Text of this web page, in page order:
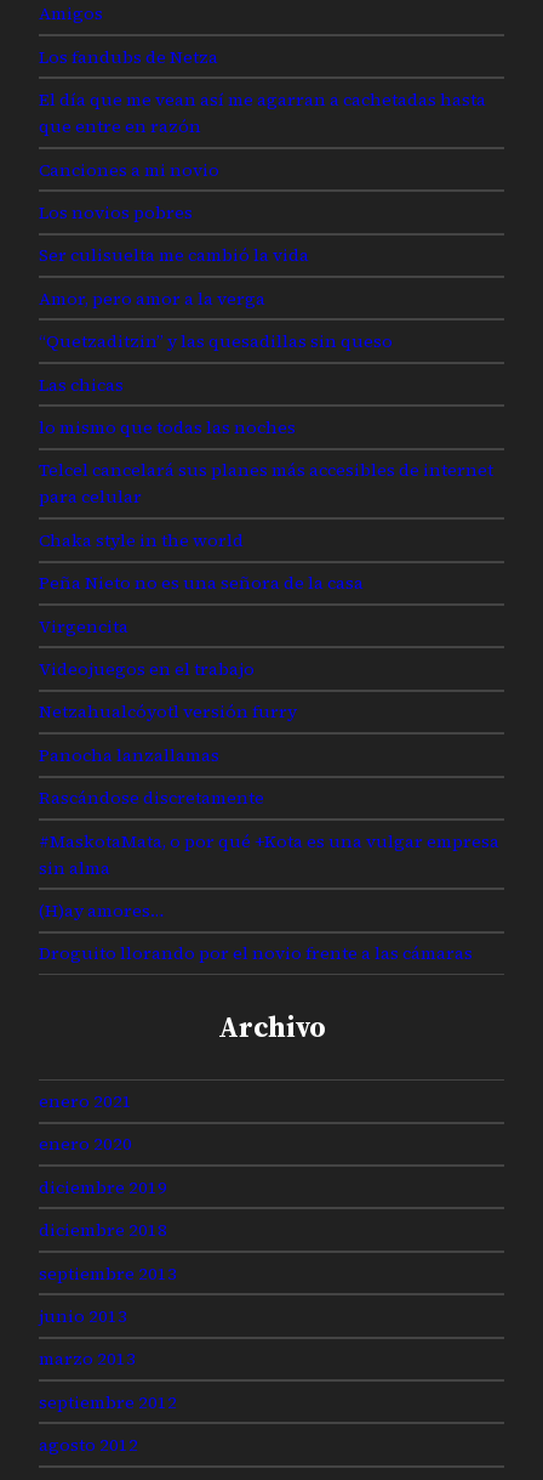
Amigos
Los fandubs de Netza
El día que me vean así me agarran a cachetadas hasta
que entre en razón
Canciones a mi novio
Los novios pobres
Ser culisuelta me cambió la vida
Amor, pero amor a la verga
“Quetzaditzin” y las quesadillas sin queso
Las chicas
lo mismo que todas las noches
Telcel cancelará sus planes más accesibles de internet
para celular
Chaka style in the world
Peña Nieto no es una señora de la casa
Virgencita
Videojuegos en el trabajo
Netzahualcóyotl versión furry
Panocha lanzallamas
Rascándose discretamente
#MaskotaMata, o por qué +Kota es una vulgar empresa
sin alma
(H)ay amores…
Droguito llorando por el novio frente a las cámaras
Archivo
enero 2021
enero 2020
diciembre 2019
diciembre 2018
septiembre 2013
junio 2013
marzo 2013
septiembre 2012
agosto 2012